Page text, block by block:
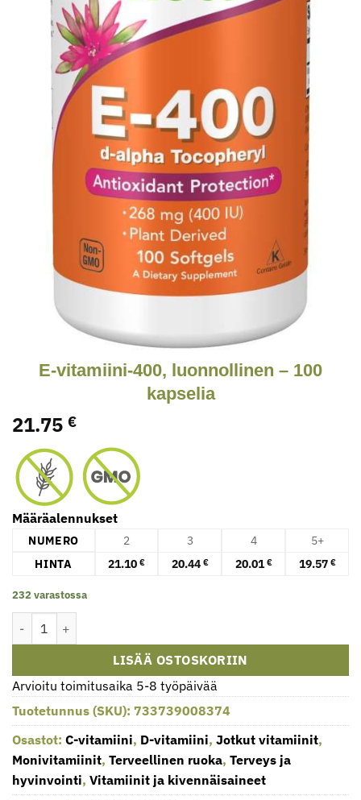
E-vitamiini-400, luonnollinen – 100
kapselia
21.75 €
Määräalennukset
NUMERO 2 3 4
5+
HINTA
21.10 € 20.44 € 20.01€ 19.57 €
232 varastossa
E-vitamiini-400, luonnollinen - 100 kapselia määrä
LISÄÄ OSTOSKORIIN
Arvioitu toimitusaika 5-8 työpäivää
Tuotetunnus (SKU): 733739008374
Osastot: C-vitamiini, D-vitamiini, Jotkut vitamiinit,
Monivitamiinit, Terveellinen ruoka, Terveys ja
hyvinvointi, Vitamiinit ja kivennäisaineet